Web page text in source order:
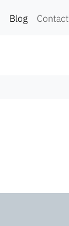
Blog Contact